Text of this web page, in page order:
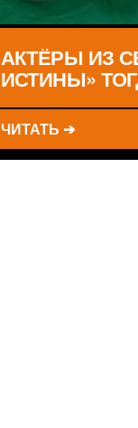
АКТЁРЫ ИЗ
ИСТИНЫ»
ЧИТАТЬ ➔